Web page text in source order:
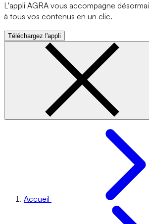
L'appli AGRA vous accompagne
à tous vos contenus en un clic.
Téléchargez l'appli
Accueil